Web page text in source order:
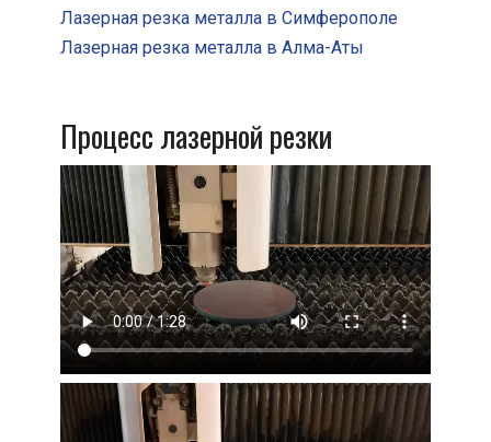
Лазерная резка металла в Симферополе
Лазерная резка металла в Алма-Аты
Процесс лазерной резки